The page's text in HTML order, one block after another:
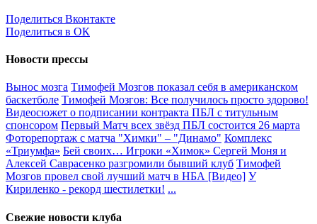
Поделиться Вконтакте
Поделиться в ОК
Новости прессы
Вынос мозга Тимофей Мозгов показал себя в американском
баскетболе Тимофей Мозгов: Все получилось просто здорово!
Видеосюжет о подписании контракта ПБЛ с титульным
спонсором Первый Матч всех звёзд ПБЛ состоится 26 марта
Фоторепортаж с матча "Химки" – "Динамо" Комплекс
«Триумфа» Бей своих… Игроки «Химок» Сергей Моня и
Алексей Саврасенко разгромили бывший клуб Тимофей
Мозгов провел свой лучший матч в НБА [Видео] У
Кириленко - рекорд шестилетки! ...
Свежие новости клуба